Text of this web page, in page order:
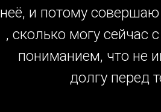
неё, и потому
, сколько могу сейчас
пониманием, что не
долгу перед